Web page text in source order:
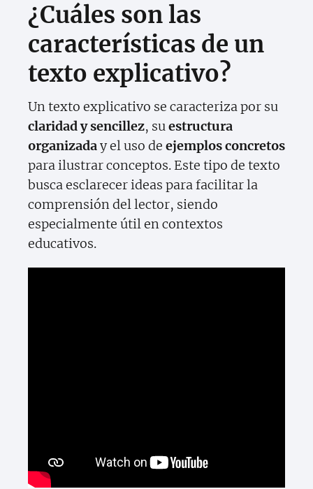
¿Cuáles son las
características de un
texto explicativo?
Un texto explicativo se caracteriza por su
claridad y sencillez, suestructura
organizaday el uso de ejemplos concretos
para ilustrar conceptos. Este tipo de texto
busca esclarecer ideas para facilitar la
comprensión del lector, siendo
especialmente útil en contextos
educativos.